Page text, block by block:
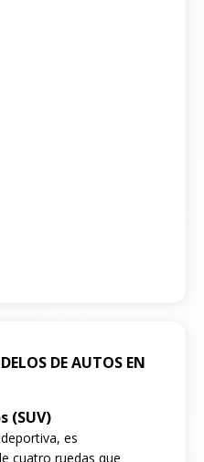
DE AUTOS EN
(SUV)
es
cuatro ruedas que